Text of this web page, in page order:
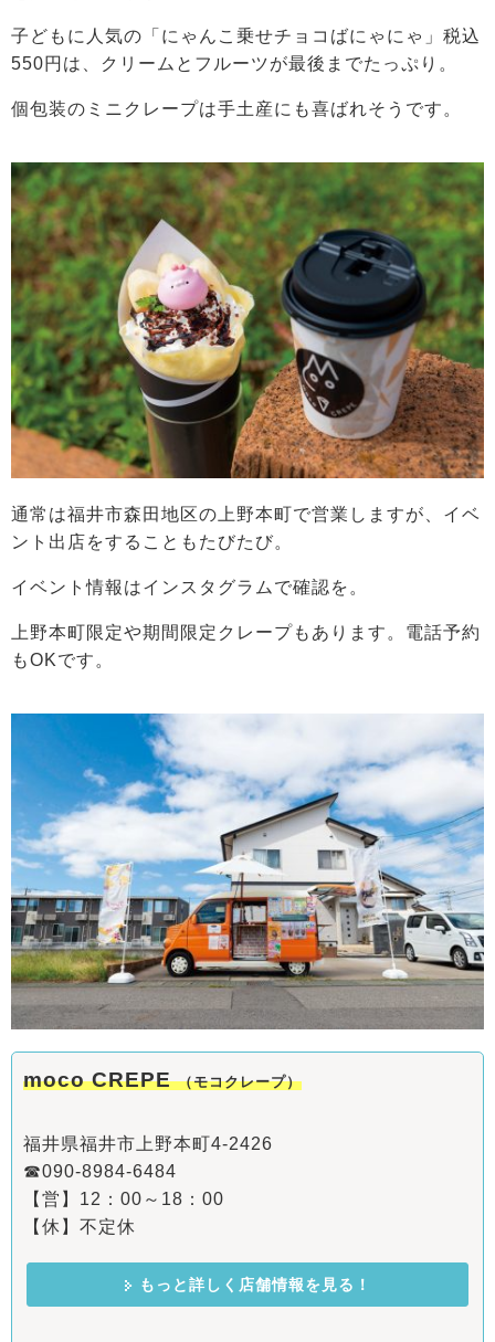
子どもに人気の「にゃんこ乗せチョコばにゃにゃ」税込
550円は、クリームとフルーツが最後までたっぷり。
個包装のミニクレープは手土産にも喜ばれそうです。
通常は福井市森田地区の上野本町で営業しますが、イベ
ント出店をすることもたびたび。
イベント情報はインスタグラムで確認を。
上野本町限定や期間限定クレープもあります。電話予約
もOKです。
moco CREPE（モコクレープ）
福井県福井市上野本町4-2426
☎090-8984-6484
【営】12：00～18：00
【休】不定休
もっと詳しく店舗情報を見る！